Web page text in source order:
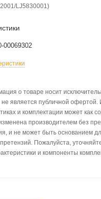
LJ5830001)
00069302
о товаре носит
не является публичной
и комплектации может как
производителем без
и не может быть основанием
Пожалуйста,
и компоненты